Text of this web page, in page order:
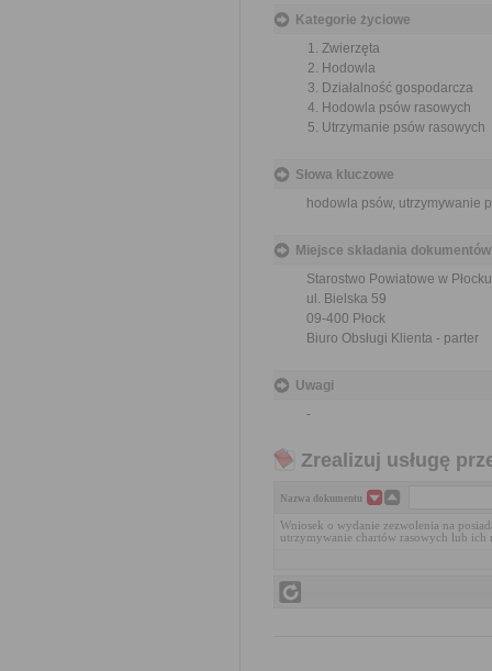
Kategorie życiowe
Zwierzęta
Hodowla
Działalność gospodarcza
Hodowla psów rasowych
Utrzymanie psów rasowych
Słowa kluczowe
hodowla psów, utrzymywanie
Miejsce składania dokumentów
Starostwo Powiatowe w Płocku
ul. Bielska 59
09-400 Płock
Biuro Obsługi Klienta - parter
Uwagi
-
Zrealizuj usługę
Nazwa dokumentu
Wniosek o wydanie zezwolenia na
utrzymywanie chartów rasowych lub ich